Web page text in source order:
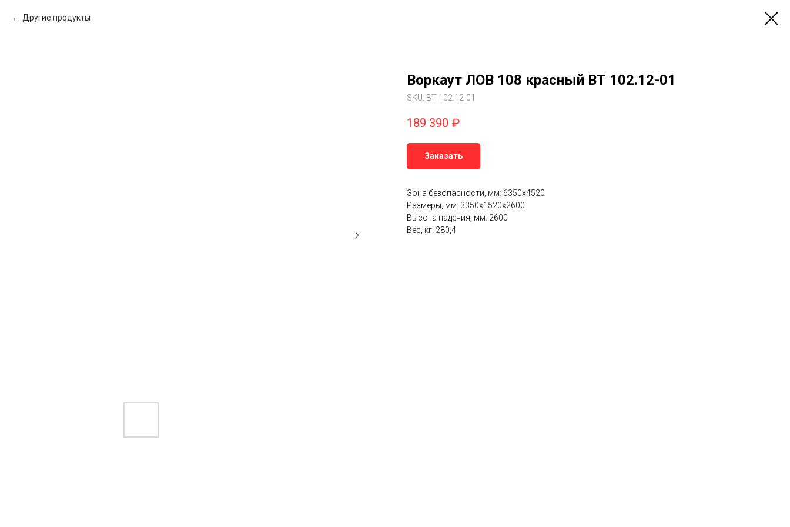
Другие продукты
Воркаут ЛОВ 108 красный ВТ 102.12-01
SKU: ВТ 102.12-01
189 390 ₽
Заказать
Зона безопасности, мм: 6350х4520
Размеры, мм: 3350х1520х2600
Высота падения, мм: 2600
Вес, кг: 280,4